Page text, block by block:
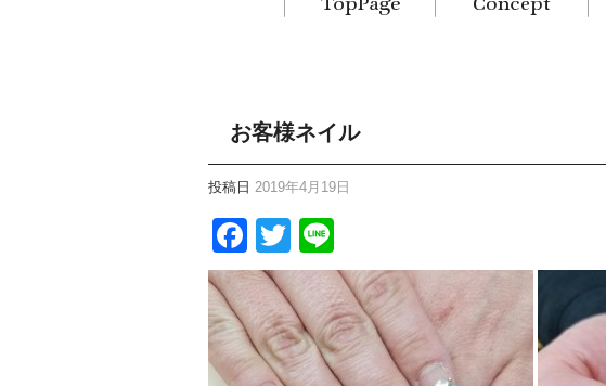
お客様ネイル
投稿日 2019年4月19日
Facebook
Twitter